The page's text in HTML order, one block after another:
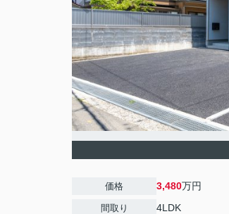
価格 3,480万円
間取り 4LDK